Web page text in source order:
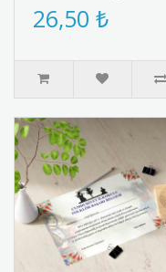
tasarım altın renkli başarı
madalyası. Kaliteli me..
26,50 ₺